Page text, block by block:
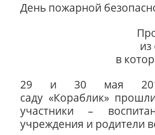
День пожарной
в
29 и 30 мая
саду «Кораблик»
участники –
учреждения и родители